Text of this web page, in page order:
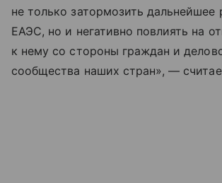
не только затормозить дальнейшее
ЕАЭС, но и негативно повлиять на
к нему со стороны граждан и
сообщества наших стран», —